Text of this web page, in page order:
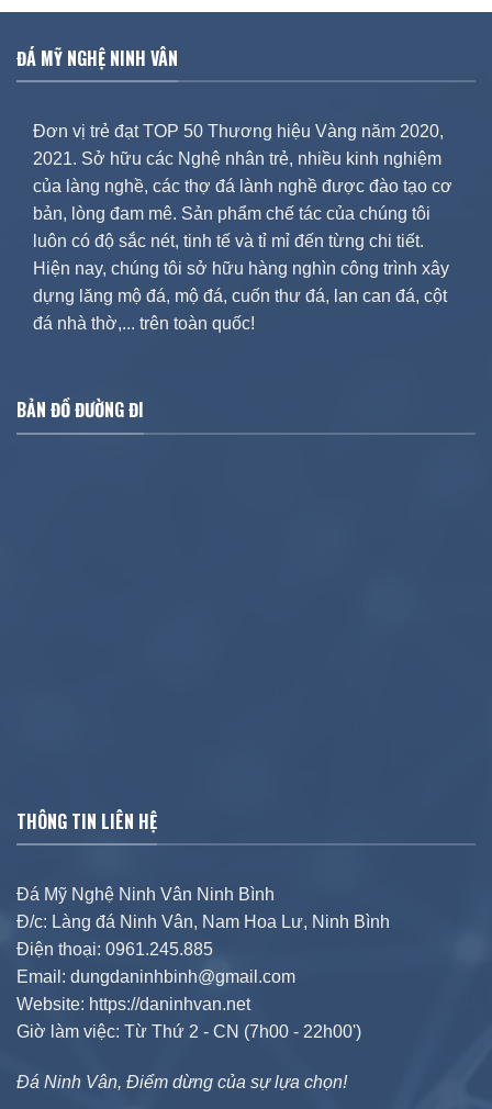
ĐÁ MỸ NGHỆ NINH VÂN
Đơn vị trẻ đạt TOP 50 Thương hiệu Vàng năm 2020,
2021. Sở hữu các Nghệ nhân trẻ, nhiều kinh nghiệm
của làng nghề, các thợ đá lành nghề được đào tạo cơ
bản, lòng đam mê. Sản phẩm chế tác của chúng tôi
luôn có độ sắc nét, tinh tế và tỉ mỉ đến từng chi tiết.
Hiện nay, chúng tôi sở hữu hàng nghìn công trình xây
dựng lăng mộ đá, mộ đá, cuốn thư đá, lan can đá, cột
đá nhà thờ,... trên toàn quốc!
BẢN ĐỒ ĐƯỜNG ĐI
THÔNG TIN LIÊN HỆ
Đá Mỹ Nghệ Ninh Vân Ninh Bình
Đ/c: Làng đá Ninh Vân, Nam Hoa Lư, Ninh Bình
Điện thoại: 0961.245.885
Email: dungdaninhbinh@gmail.com
Website: https://daninhvan.net
Giờ làm việc: Từ Thứ 2 - CN (7h00 - 22h00')
Đá Ninh Vân, Điểm dừng của sự lựa chọn!